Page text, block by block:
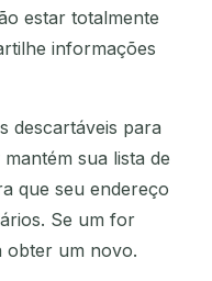
estar totalmente
informações
descartáveis para
sua lista de
que seu endereço
Se um for
obter um novo.